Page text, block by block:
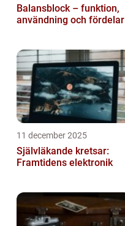
Balansblock – funktion,
användning och fördelar
11 december 2025
Självläkande kretsar:
Framtidens elektronik